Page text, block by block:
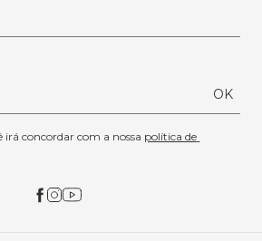
OK
irá concordar com a nossa política de